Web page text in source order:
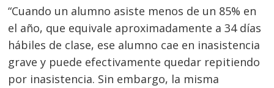
“Cuando un alumno asiste menos de un 85% en
el año, que equivale aproximadamente a 34 días
hábiles de clase, ese alumno cae en inasistencia
grave y puede efectivamente quedar repitiendo
por inasistencia. Sin embargo, la misma